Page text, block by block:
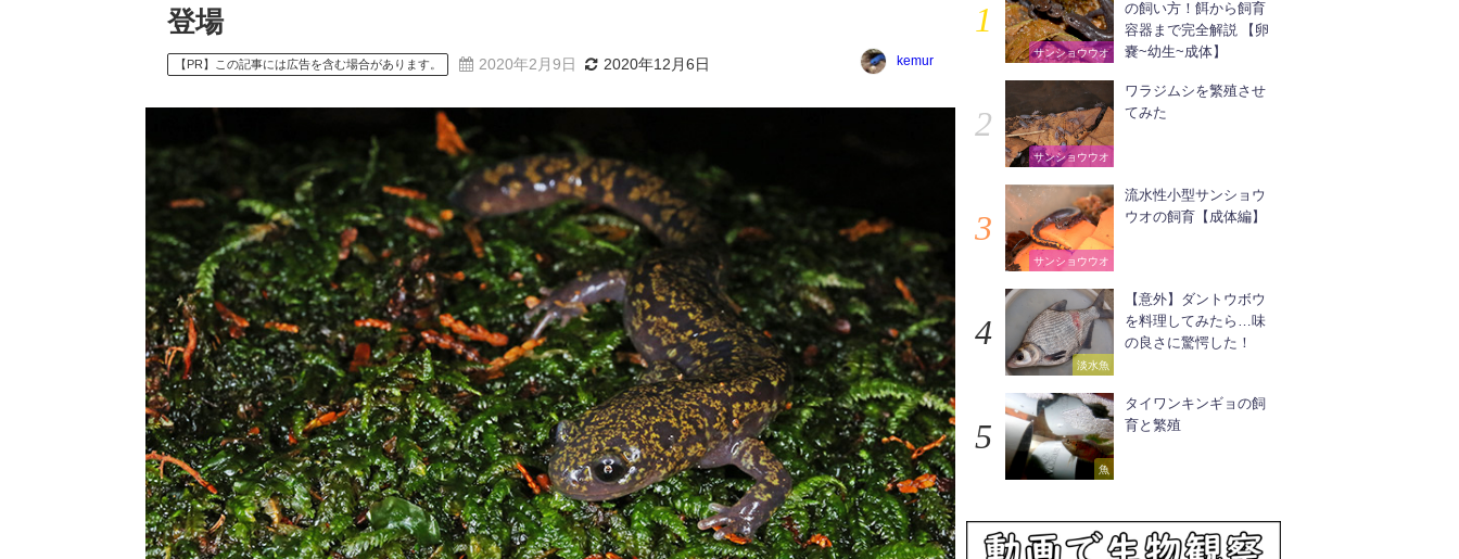
登場
【PR】この記事には広告を含む場合があります。 2020年2月9日 2020年12月6日 kemur
サンショウウオ
の飼い方！餌から飼育
容器まで完全解説 【卵
嚢~幼生~成体】
サンショウウオ
ワラジムシを繁殖させ
てみた
サンショウウオ
流水性小型サンショウ
ウオの飼育【成体編】
淡水魚
【意外】ダントウボウ
を料理してみたら…味
の良さに驚愕した！
魚
タイワンキンギョの飼
育と繁殖